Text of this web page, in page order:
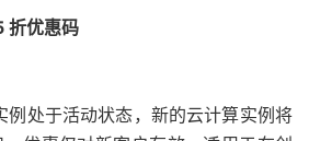
折优惠码
例处于活动状态，新的云计算实例将